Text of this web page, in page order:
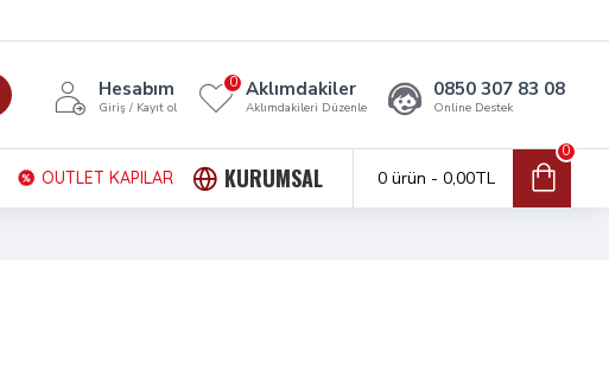
Hesabım
Giriş / Kayıt ol
Aklımdakiler
Aklımdakileri Düzenle
0 0850 307 83 08
Online Destek
OUTLET KAPILAR KURUMSAL 0 ürün - 0,00TL
0